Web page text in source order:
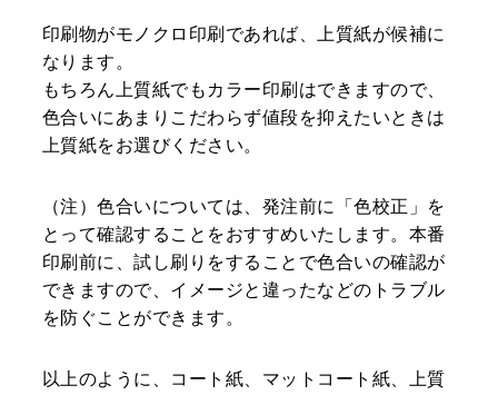
印刷物がモノクロ印刷であれば、上質紙が候補に
なります。
もちろん上質紙でもカラー印刷はできますので、
色合いにあまりこだわらず値段を抑えたいときは
上質紙をお選びください。
（注）色合いについては、発注前に「色校正」を
とって確認することをおすすめいたします。本番
印刷前に、試し刷りをすることで色合いの確認が
できますので、イメージと違ったなどのトラブル
を防ぐことができます。
以上のように、コート紙、マットコート紙、上質